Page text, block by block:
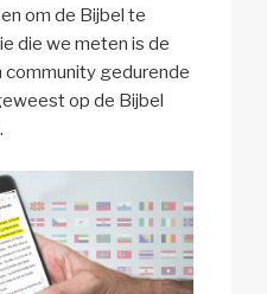
om de Bijbel te
die we meten is de
community gedurende
op de Bijbel